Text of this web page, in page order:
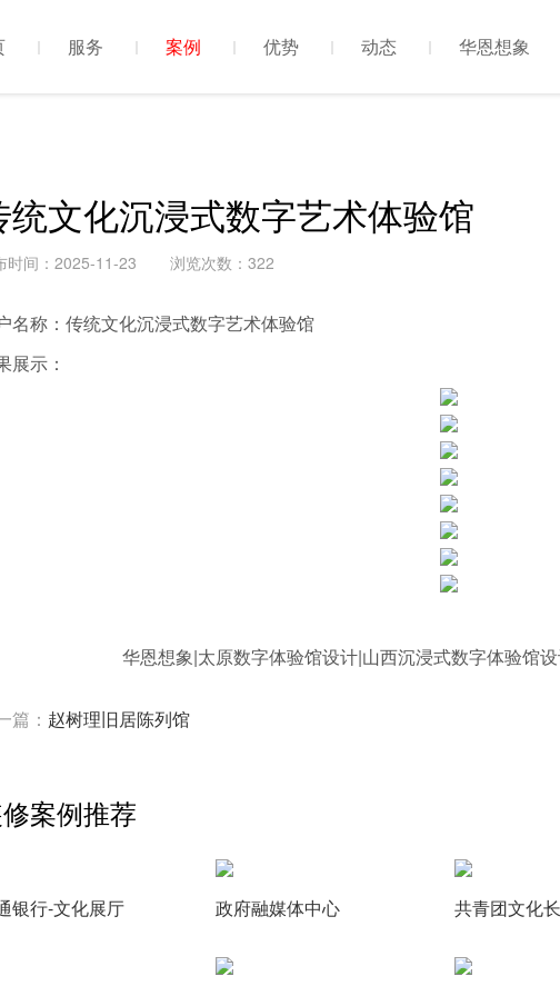
服务 案例 优势 动态 华恩想象
统文化沉浸式数字艺术体验馆
时间：2025-11-23 浏览次数：322
名称：传统文化沉浸式数字艺术体验馆
展示：
华恩想象|太原数字体验馆设计|山西沉浸式数字体验馆
篇： 赵树理旧居陈列馆
案例推荐
银行-文化展厅 政府融媒体中心 共青团文化